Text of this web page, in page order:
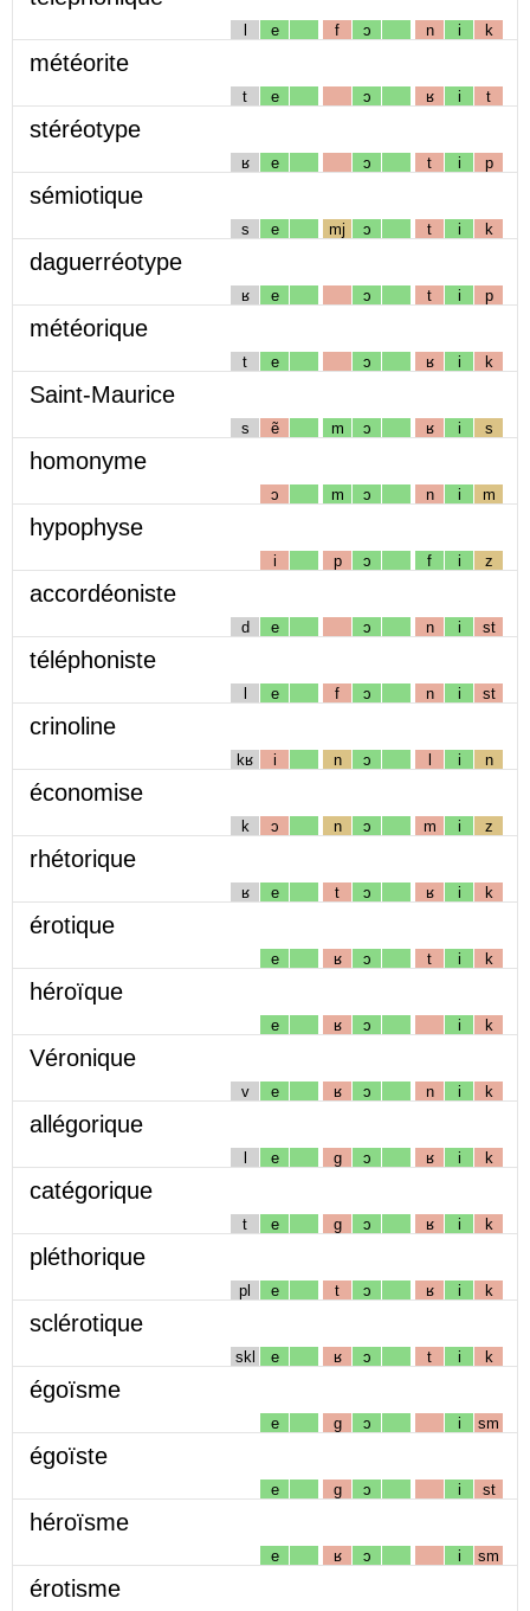
l e f ɔ n i k
météorite
t e ɔ ʁ i t
stéréotype
ʁ e ɔ t i p
sémiotique
s e mj ɔ t i k
daguerréotype
ʁ e ɔ t i p
météorique
t e ɔ ʁ i k
Saint-Maurice
s ẽ m ɔ ʁ i s
homonyme
ɔ m ɔ n i m
hypophyse
i p ɔ f i z
accordéoniste
d e ɔ n i st
téléphoniste
l e f ɔ n i st
crinoline
kʁ i n ɔ l i n
économise
k ɔ n ɔ m i z
rhétorique
ʁ e t ɔ ʁ i k
érotique
e ʁ ɔ t i k
héroïque
e ʁ ɔ i k
Véronique
v e ʁ ɔ n i k
allégorique
l e g ɔ ʁ i k
catégorique
t e g ɔ ʁ i k
pléthorique
pl e t ɔ ʁ i k
sclérotique
skl e ʁ ɔ t i k
égoïsme
e g ɔ i sm
égoïste
e g ɔ i st
héroïsme
e ʁ ɔ i sm
érotisme